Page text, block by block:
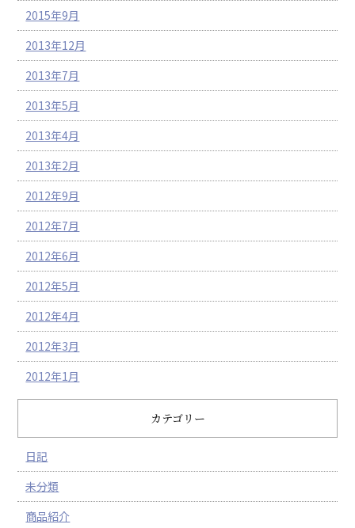
2015年9月
2013年12月
2013年7月
2013年5月
2013年4月
2013年2月
2012年9月
2012年7月
2012年6月
2012年5月
2012年4月
2012年3月
2012年1月
カテゴリー
日記
未分類
商品紹介